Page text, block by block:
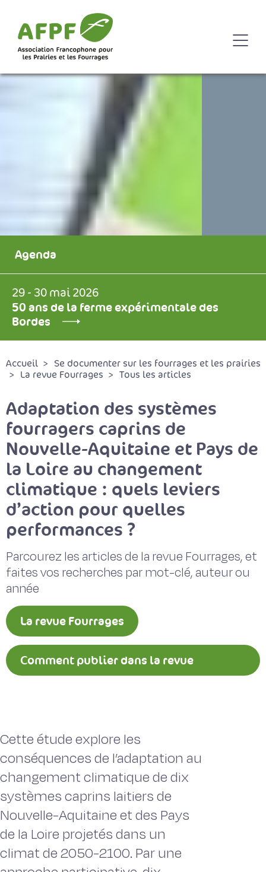
Agenda
29 - 30 mai 2026
50 ans de la ferme expérimentale des
Bordes
Accueil
Se documenter sur les fourrages et les prairies
La revue Fourrages
Tous les articles
Adaptation des systèmes
fourragers caprins de
Nouvelle-Aquitaine et Pays de
la Loire au changement
climatique : quels leviers
d’action pour quelles
performances ?
Parcourez les articles de la revue Fourrages, et
faites vos recherches par mot-clé, auteur ou
année
La revue Fourrages
Comment publier dans la revue
Cette étude explore les
conséquences de l’adaptation au
changement climatique de dix
systèmes caprins laitiers de
Nouvelle-Aquitaine et des Pays
de la Loire projetés dans un
climat de 2050-2100. Par une